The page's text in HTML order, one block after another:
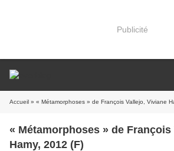
Publicité
Accueil » « Métamorphoses » de François Vallejo, Viviane
« Métamorphoses » de
Hamy, 2012 (F)